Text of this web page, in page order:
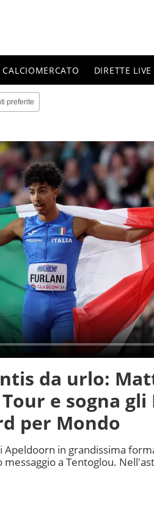
CALCIOMERCATO DIRETTE LIVE
preferite
da urlo:
e sogna gli
per Mondo
in grandissima
a Tentoglou.